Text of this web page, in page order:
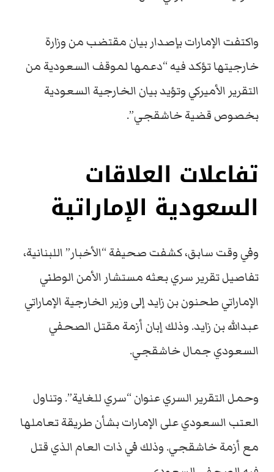
واكتفت الإمارات بإصدار بيان مقتضب من وزارة
خارجيتها تؤكد فيه “دعمها لموقف السعودية من
التقرير الأميركي وتؤيد بيان الخارجية السعودية
بخصوص قضية خاشقجي”.
تفاعلات العلاقات
السعودية الإماراتية
وفي وقت سابق، كشفت صحيفة “الأخبار” اللبنانية،
تفاصيل تقرير سري بعثه مستشار الأمن الوطني
الإماراتي طحنون بن زايد إلى وزير الخارجية الإماراتي
عبدالله بن زايد. وذلك إبان أزمة مقتل الصحفي
السعودي جمال خاشقجي.
وحمل التقرير السري عنوان “سري للغاية”. وتناول
العتب السعودي على الإمارات بشأن طريقة تعاملها
مع أزمة خاشقجي. وذلك في ذات العام الذي قتل